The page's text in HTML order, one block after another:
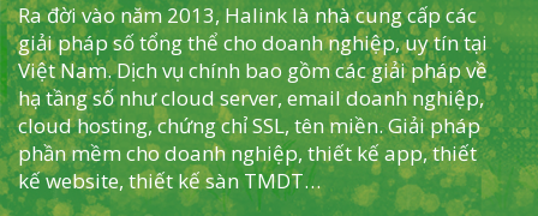
Ra đời vào năm 2013, Halink là nhà cung cấp các
giải pháp số tổng thể cho doanh nghiệp, uy tín tại
Việt Nam. Dịch vụ chính bao gồm các giải pháp về
hạ tầng số như cloud server, email doanh nghiệp,
cloud hosting, chứng chỉ SSL, tên miền. Giải pháp
phần mềm cho doanh nghiệp, thiết kế app, thiết
kế website, thiết kế sàn TMDT…